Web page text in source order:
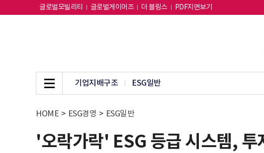
글로벌모빌리티 글로벌게이머즈 더 블링스 PDF지면보기
기업지배구조 ESG일반
HOME > ESG경영 > ESG일반
'오락가락' ESG 등급 시스템,